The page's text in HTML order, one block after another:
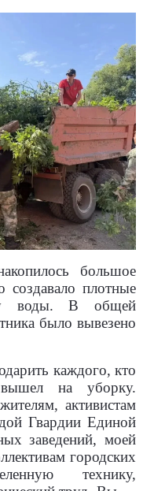
большое
создавало плотные
воды. В общей
было вывезено
каждого, кто
на уборку.
активистам
Гвардии Единой
заведений, моей
городских
технику,